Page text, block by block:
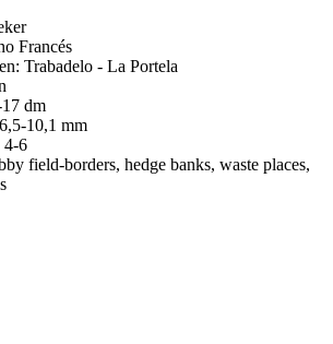
Francés
Trabadelo - La Portela
dm
6,5-10,1 mm
4-6
field-borders, hedge banks, waste places,